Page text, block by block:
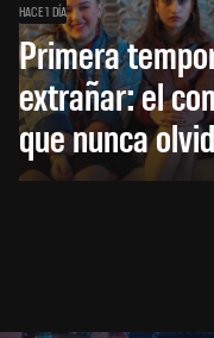
HACE 1 DÍA
Primera
extrañar: el
que nunca